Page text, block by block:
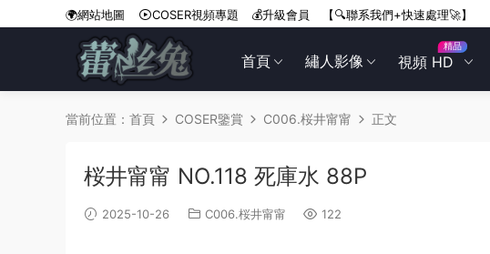
首頁 繡人影像 視頻 HD
精品
🌍網站地圖 COSER視頻專題 💰升級會員 【🔍聯系我們+快速處理🚀】
當前位置： 首頁 COSER鑒賞 C006.桜井甯甯 正文
桜井甯甯 NO.118 死庫水 88P
2025-10-26 C006.桜井甯甯 122